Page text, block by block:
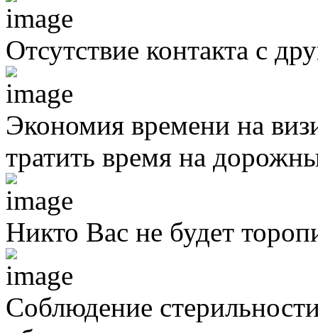
Отсутствие контакта с
Экономия времени на
тратить время на
Никто Вас не будет
Соблюдение